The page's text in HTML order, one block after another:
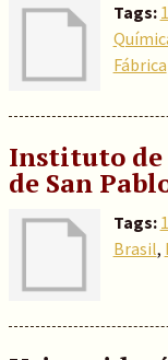
Tags:
Fábrica
Instituto de
de San
Tags:
Brasil,